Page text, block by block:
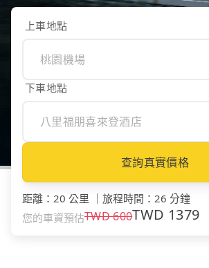
上車地點
下車地點
查詢真實價格
距離 ： 20 公里 旅程時間 ： 26 分鐘
您的車資預估TWD600TWD 1379